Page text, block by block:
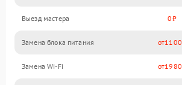
Выезд мастера 0
Замена блока питания 1100
Замена Wi-Fi 1980